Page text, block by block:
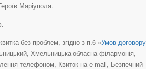
Маріуполя.
без проблем, згідно з п.6 «Умов договору
Хмельницька обласна філармонія,
телефоном, Квиток на e-mail, Безпечний